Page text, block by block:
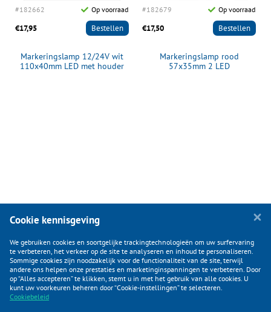
#182662 Op voorraad
€17,95 Bestellen
Markeringslamp 12/24V wit
110x40mm LED met houder
#182679 Op voorraad
€17,50 Bestellen
Markeringslamp rood
57x35mm 2 LED
KLANTENSERVICE
CATEGORIEËN
Cookie kennisgeving
We gebruiken cookies en soortgelijke trackingtechnologieën om uw surfervaring
te verbeteren, het verkeer op de site te analyseren en inhoud te personaliseren.
Sommige cookies zijn noodzakelijk voor de functionaliteit van de site, terwijl
andere ons helpen onze prestaties en marketinginspanningen te verbeteren. Door
op “Alles accepteren” te klikken, stemt u in met het gebruik van alle cookies. U
kunt uw voorkeuren beheren door “Cookie-instellingen” te selecteren.
Cookiebeleid